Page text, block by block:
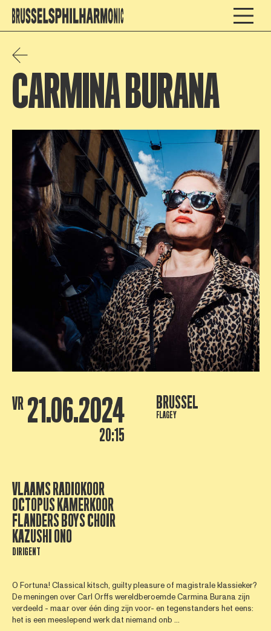
CARMINA BURANA
VR 21.06.2024
20:15
BRUSSEL
FLAGEY
VLAAMS RADIOKOOR
OCTOPUS KAMERKOOR
FLANDERS BOYS CHOIR
KAZUSHI ONO
DIRIGENT
O Fortuna! Classical kitsch, guilty pleasure of magistrale klassieker?
De meningen over Carl Orffs wereldberoemde Carmina Burana zijn
verdeeld - maar over één ding zijn voor- en tegenstanders het eens:
het is een meeslepend werk dat niemand onb ...